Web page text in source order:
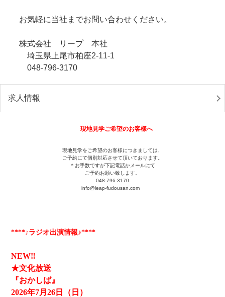
お気軽に当社までお問い合わせください。
株式会社 リープ 本社
埼玉県上尾市柏座2-11-1
048-796-3170
求人情報
現地見学ご希望のお客様へ
現地見学をご希望のお客様につきましては、
ご予約にて個別対応させて頂いております。
＊お手数ですが下記電話かメールにて
ご予約お願い致します。
048-796-3170
info@leap-fudousan.com
****♪ラジオ出演情報♪****
NEW‼
★文化放送
『おかしば』
2026年7月26日（日）